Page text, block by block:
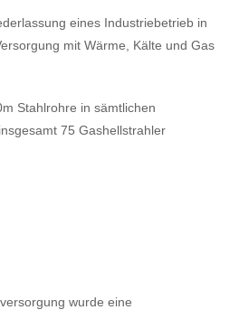
eines Industriebetrieb in
mit Wärme, Kälte und Gas
Stahlrohre in sämtlichen
75 Gashellstrahler
wurde eine